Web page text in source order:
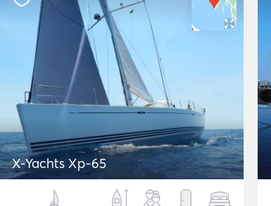
X-Yachts Xp-65